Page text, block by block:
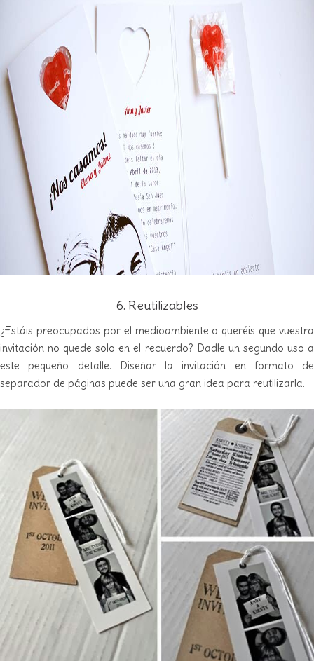
6. Reutilizables
¿Estáis preocupados por el medioambiente o queréis que vuestra
invitación no quede solo en el recuerdo? Dadle un segundo uso a
este pequeño detalle. Diseñar la invitación en formato de
separador de páginas puede ser una gran idea para reutilizarla.